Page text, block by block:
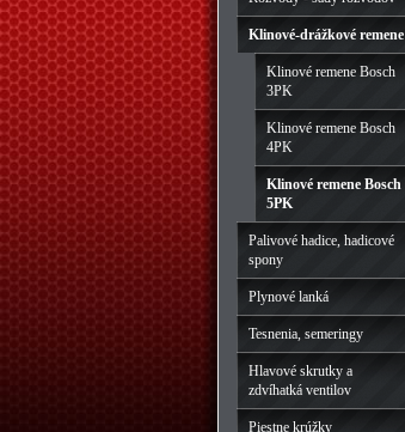
Klinové-drážkové remene
Klinové remene Bosch
3PK
Klinové remene Bosch
4PK
Klinové remene Bosch
5PK
Palivové hadice, hadicové
spony
Plynové lanká
Tesnenia, semeringy
Hlavové skrutky a
zdvíhatká ventilov
Piestne krúžky